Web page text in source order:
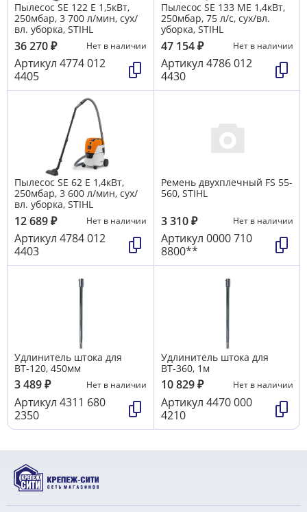
Пылесос SE 122 Е 1,5кВт,
250мбар, 3 700 л/мин, сух/
вл. уборка, STIHL
36 270₽ Нет в наличии
Артикул 4774 012
4405
Пылесос SE 133 MЕ 1,4кВт,
250мбар, 75 л/с, сух/вл.
уборка, STIHL
47 154₽ Нет в наличии
Артикул 4786 012
4430
Пылесос SE 62 Е 1,4кВт,
250мбар, 3 600 л/мин, сух/
вл. уборка, STIHL
12 689₽ Нет в наличии
Артикул 4784 012
4403
Ремень двухплечный FS 55-
560, STIHL
3 310₽ Нет в наличии
Артикул 0000 710
8800**
Удлинитель штока для
ВТ-120, 450мм
3 489₽ Нет в наличии
Артикул 4311 680
2350
Удлинитель штока для
ВТ-360, 1м
10 829₽ Нет в наличии
Артикул 4470 000
4210